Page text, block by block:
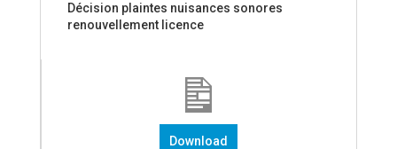
Décision plaintes nuisances sonores
renouvellement licence
Download